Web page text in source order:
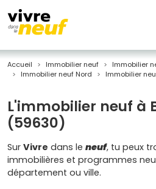
Accueil Immobilier neuf
Immobilier
Immobilier neuf Nord
Immobilier
L'immobilier neuf à
(59630)
Sur Vivre dans le neuf, tu peux
immobilières et programmes
département ou ville.